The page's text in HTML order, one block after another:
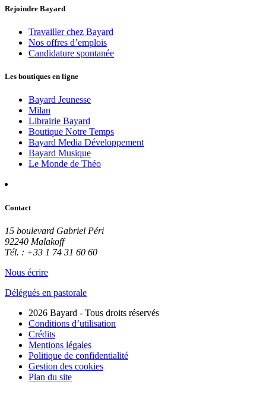
Rejoindre Bayard
Travailler chez Bayard
Nos offres d’emplois
Candidature spontanée
Les boutiques en ligne
Bayard Jeunesse
Milan
Librairie Bayard
Boutique Notre Temps
Bayard Media Développement
Bayard Musique
Le Monde de Théo
Contact
15 boulevard Gabriel Péri
92240 Malakoff
Tél. : +33 1 74 31 60 60
Nous écrire
Délégués en pastorale
2026 Bayard - Tous droits réservés
Conditions d’utilisation
Crédits
Mentions légales
Politique de confidentialité
Gestion des cookies
Plan du site